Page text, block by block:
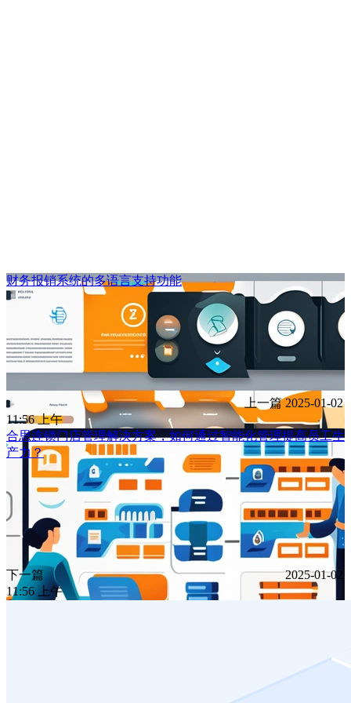
财务报销系统的多语言支持功能
上一篇 2025-01-02
11:56 上午
合思连锁门店管理解决方案，如何通过智能化管理提高员工生
产力？
下一篇
2025-01-02
11:56 上午